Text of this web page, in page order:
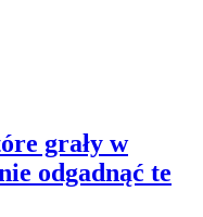
grały w
odgadnąć te